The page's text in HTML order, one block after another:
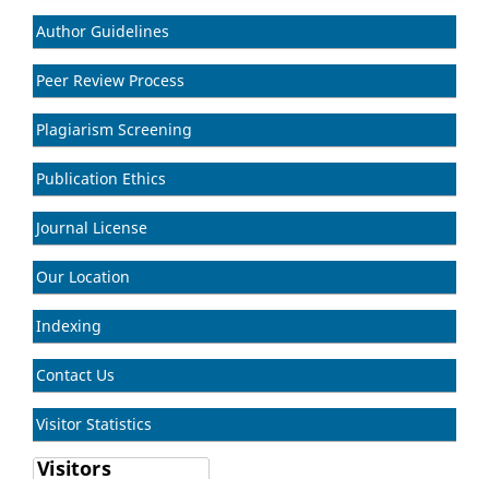
Author Guidelines
Peer Review Process
Plagiarism Screening
Publication Ethics
Journal License
Our Location
Indexing
Contact Us
Visitor Statistics